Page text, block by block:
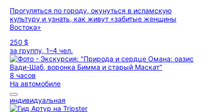
Прогуляться по городу, окунуться в исламскую
культуру и узнать, как живут «забитые женщины
Востока»
250 $
за группу, 1–4 чел.
8 часов
На автомобиле
индивидуальная